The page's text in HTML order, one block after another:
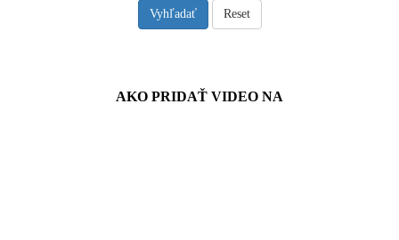
Vyhľadať Reset
AKO PRIDAŤ VIDEO NA